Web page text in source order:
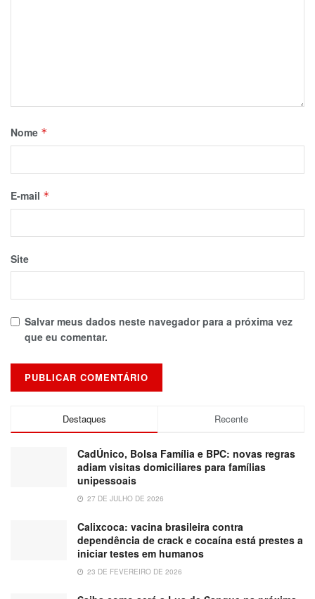
Nome *
E-mail *
Site
Salvar meus dados neste navegador para a próxima vez
que eu comentar.
Destaques Recente
CadÚnico, Bolsa Família e BPC: novas regras
adiam visitas domiciliares para famílias
unipessoais
27 DE JULHO DE 2026
Calixcoca: vacina brasileira contra
dependência de crack e cocaína está prestes a
iniciar testes em humanos
23 DE FEVEREIRO DE 2026